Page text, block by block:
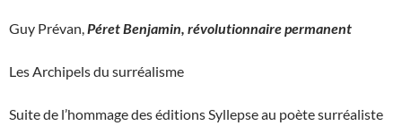
Guy Prévan,Péret Benjamin, révolutionnaire permanent
Les Archipels du surréalisme
Suite de l’hommage des éditions Syllepse au poète surréaliste